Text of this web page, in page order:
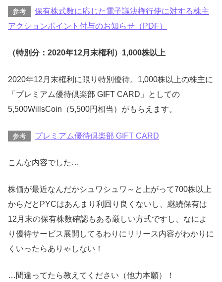
参考
保有株式数に応じた電子議決権行使に対する株主
アクションポイント付与のお知らせ（PDF）
（特別分：2020年12月末権利）1,000株以上
2020年12月末権利に限り特別優待。1,000株以上の株主に
「プレミアム優待倶楽部 GIFT CARD」としての
5,500WillsCoin（5,500円相当）がもらえます。
参考 プレミアム優待倶楽部 GIFT CARD
こんな内容でした…
株価が最近なんだかシュワシュワ～と上がって700株以上
からだとPYCはあんまり利回り良くないし、継続保有は
12月末の保有株数確認もある厳しい方式ですし、なによ
り優待サービス展開してるわりにリリース内容がわかりに
くいったらありゃしない！
…間違ってたら教えてください（他力本願）！